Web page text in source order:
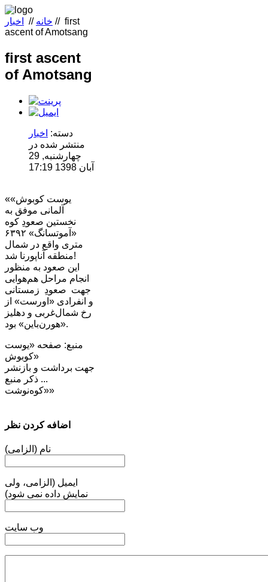
خانه // اخبار // first
ascent of Amotsang
first ascent
of Amotsang
دسته: اخبار
منتشر شده در
چهارشنبه, 29
آبان 1398 17:19
«یوست کوبوش»
آلمانی موفق به
نخستین صعودِ کوه
«آموتسانگ» ۶۳۹۲
متری واقع در شمال
منطقه آناپورنا شد!
این صعود به منظور
انجام مراحل هم‌هوایی
جهت صعودِ زمستانی
و انفرادی «اورست» از
رخ شمال‌غربی و دهلیز
«هورن‌باین» بود.
منبع: صفحه «یوست
کوبوش»
جهت برداشت و بازنشر
‌‌‌... ذکر منبع
«کوه‌نوشت»
اضافه کردن نظر
نام (الزامی)
ایمیل (الزامی، ولی
نمایش داده نمی شود)
وب سایت